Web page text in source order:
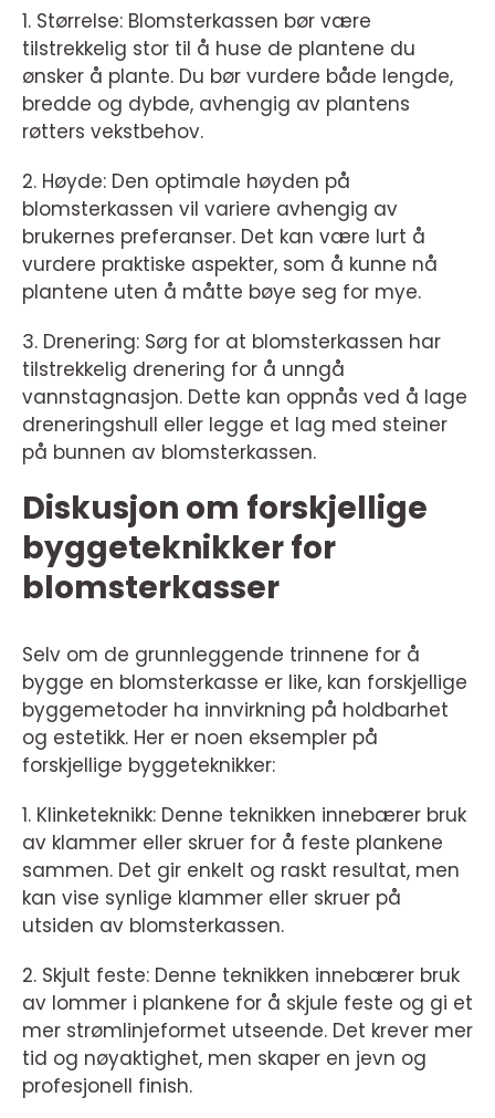
1. Størrelse: Blomsterkassen bør være
tilstrekkelig stor til å huse de plantene du
ønsker å plante. Du bør vurdere både lengde,
bredde og dybde, avhengig av plantens
røtters vekstbehov.
2. Høyde: Den optimale høyden på
blomsterkassen vil variere avhengig av
brukernes preferanser. Det kan være lurt å
vurdere praktiske aspekter, som å kunne nå
plantene uten å måtte bøye seg for mye.
3. Drenering: Sørg for at blomsterkassen har
tilstrekkelig drenering for å unngå
vannstagnasjon. Dette kan oppnås ved å lage
dreneringshull eller legge et lag med steiner
på bunnen av blomsterkassen.
Diskusjon om forskjellige
byggeteknikker for
blomsterkasser
Selv om de grunnleggende trinnene for å
bygge en blomsterkasse er like, kan forskjellige
byggemetoder ha innvirkning på holdbarhet
og estetikk. Her er noen eksempler på
forskjellige byggeteknikker:
1. Klinketeknikk: Denne teknikken innebærer bruk
av klammer eller skruer for å feste plankene
sammen. Det gir enkelt og raskt resultat, men
kan vise synlige klammer eller skruer på
utsiden av blomsterkassen.
2. Skjult feste: Denne teknikken innebærer bruk
av lommer i plankene for å skjule feste og gi et
mer strømlinjeformet utseende. Det krever mer
tid og nøyaktighet, men skaper en jevn og
profesjonell finish.